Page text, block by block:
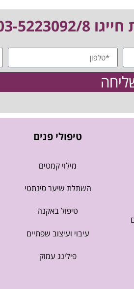
פרטים:
טיפולי פנים
מילוי קמטים
השתלת שיער סינתטי
טיפול באקנה
עיבוי ועיצוב שפתיים
פילינג עמוק